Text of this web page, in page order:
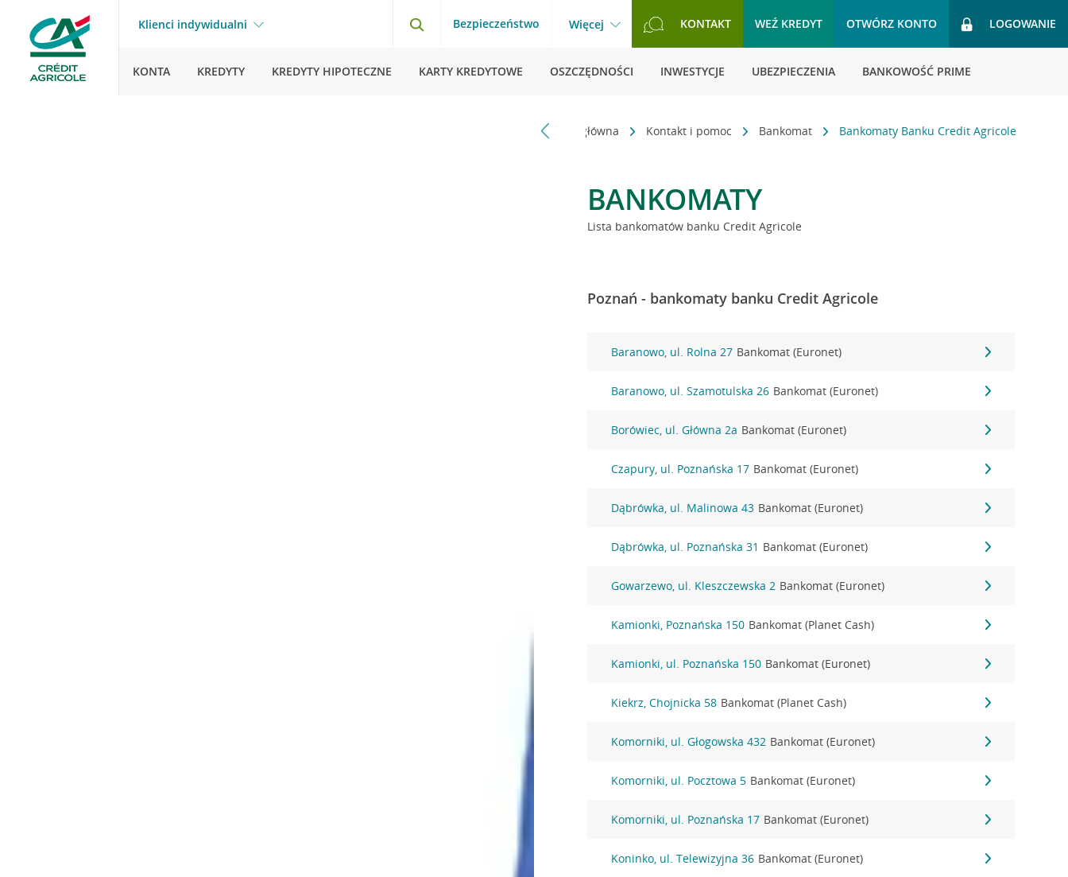
Klienci indywidualni Bezpieczeństwo Więcej KONTAKT WEŹ KREDYT OTWÓRZ KONTO LOGOWANIE
KONTA KREDYTY KREDYTY HIPOTECZNE KARTY KREDYTOWE OSZCZĘDNOŚCI INWESTYCJE UBEZPIECZENIA BANKOWOŚĆ PRIME
Strona główna Kontakt i pomoc Bankomat Bankomaty Banku Credit Agricole
BANKOMATY
Lista bankomatów banku Credit Agricole
Poznań - bankomaty banku Credit Agricole
Baranowo, ul. Rolna 27 Bankomat (Euronet)
Baranowo, ul. Szamotulska 26 Bankomat (Euronet)
Borówiec, ul. Główna 2a Bankomat (Euronet)
Czapury, ul. Poznańska 17 Bankomat (Euronet)
Dąbrówka, ul. Malinowa 43 Bankomat (Euronet)
Dąbrówka, ul. Poznańska 31 Bankomat (Euronet)
Gowarzewo, ul. Kleszczewska 2 Bankomat (Euronet)
Kamionki, Poznańska 150 Bankomat (Planet Cash)
Kamionki, ul. Poznańska 150 Bankomat (Euronet)
Kiekrz, Chojnicka 58 Bankomat (Planet Cash)
Komorniki, ul. Głogowska 432 Bankomat (Euronet)
Komorniki, ul. Pocztowa 5 Bankomat (Euronet)
Komorniki, ul. Poznańska 17 Bankomat (Euronet)
Koninko, ul. Telewizyjna 36 Bankomat (Euronet)